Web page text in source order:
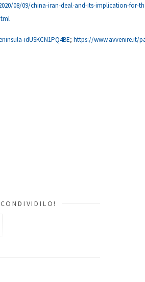
08/09/china-iran-deal-and-its-implication-for-
idUSKCN1PQ4BE; https://www.avvenire.it/